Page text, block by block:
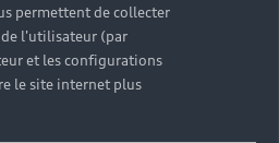
la rencontre
des enfants
permettent de collecter
de l'utilisateur (par
et les configurations
le site internet plus